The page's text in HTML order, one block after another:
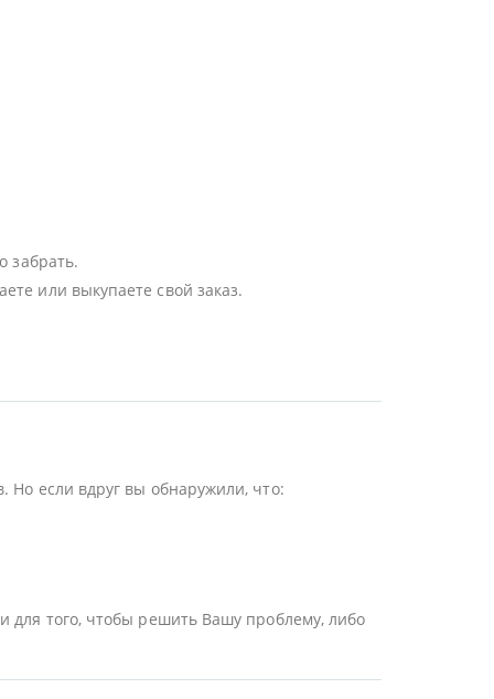
забрать.
или выкупаете свой заказ.
Но если вдруг вы обнаружили, что:
для того, чтобы решить Вашу проблему, либо